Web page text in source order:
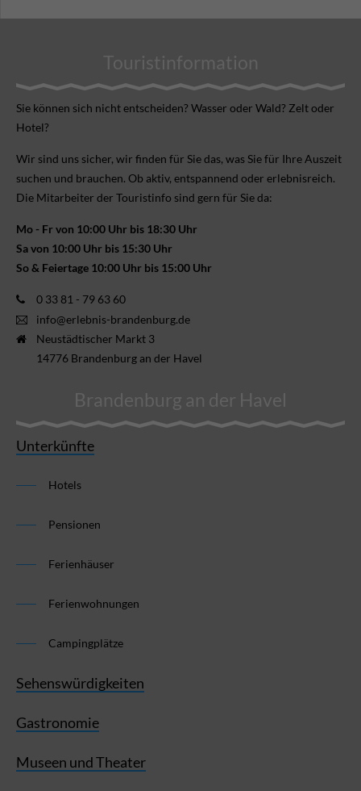
Touristinformation
Sie können sich nicht ent­scheiden? Wasser oder Wald? Zelt oder
Hotel?
Wir sind uns sicher, wir finden für Sie das, was Sie für Ihre Aus­zeit
suchen und brauchen. Ob aktiv, ent­spannend oder erlebnis­reich.
Die Mitarbeiter der Touristinfo sind gern für Sie da:
Mo - Fr von 10:00 Uhr bis 18:30 Uhr
Sa von 10:00 Uhr bis 15:30 Uhr
So & Feiertage 10:00 Uhr bis 15:00 Uhr
0 33 81 - 79 63 60
info@erlebnis-brandenburg.de
Neustädtischer Markt 3
14776 Brandenburg an der Havel
Brandenburg an der Havel
Unterkünfte
Hotels
Pensionen
Ferienhäuser
Ferienwohnungen
Campingplätze
Sehenswürdigkeiten
Gastronomie
Museen und Theater